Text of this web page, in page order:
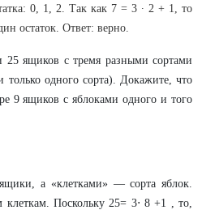
0, 1, 2. Так как 7 = 3 ∙ 2 + 1, то
остаток. Ответ: верно.
25 ящиков с тремя разными сортами
одного сорта). Докажите, что
9 ящиков с яблоками одного и того
а «клетками» — сорта яблок.
Поскольку 25= 3⋅ 8 +1 , то,